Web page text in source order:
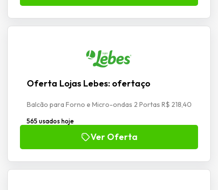
Oferta Lojas Lebes: ofertaço
Balcão para Forno e Micro-ondas 2 Portas R$ 218,40
565 usados hoje
Ver Oferta